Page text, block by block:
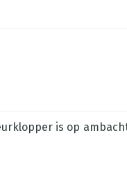
is op